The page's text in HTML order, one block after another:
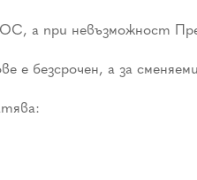
а при невъзможност
е безсрочен, а за